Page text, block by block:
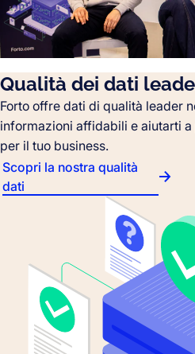
Qualità dei dati
Forto offre dati di qualità leader
informazioni affidabili e aiutarti
per il tuo business.
Scopri la nostra qualità
dati